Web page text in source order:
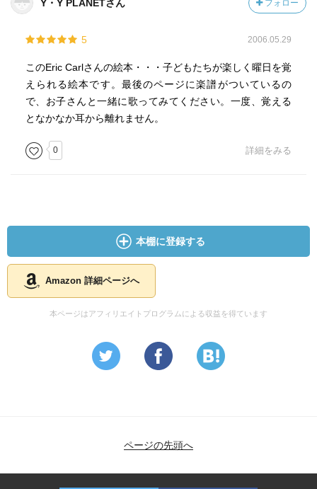
Y・Y PLANETさん フォロー
5 2006.05.29
このEric Carlさんの絵本・・・子どもたちが楽しく曜日を覚
えられる絵本です。最後のページに楽譜がついているの
で、お子さんと一緒に歌ってみてください。一度、覚える
となかなか耳から離れません。
0 詳細をみる
本棚に登録する
Amazon 詳細ページへ
本ページはアフィリエイトプログラムによる収益を得ています
ページの先頭へ